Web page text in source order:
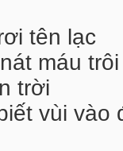
tên lạc
máu trôi
trời
vùi vào